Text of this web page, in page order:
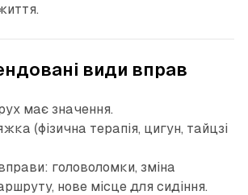
види вправ
має значення.
(фізична терапія, цигун, тайцзі
головоломки, зміна
нове місце для сидіння.